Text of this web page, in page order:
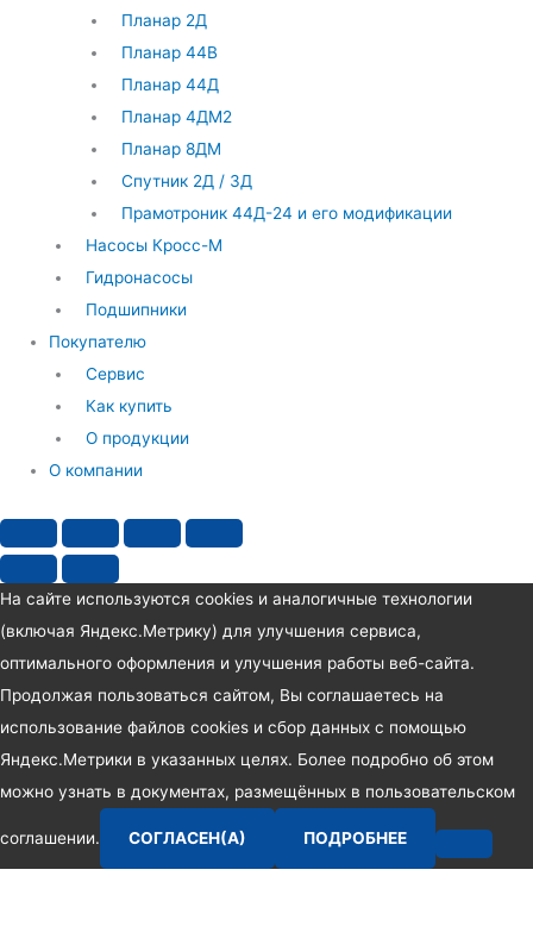
Планар 2Д
Планар 44В
Планар 44Д
Планар 4ДМ2
Планар 8ДМ
Спутник 2Д / 3Д
Прамотроник 44Д-24 и его модификации
Насосы Кросс-М
Гидронасосы
Подшипники
Покупателю
Сервис
Как купить
О продукции
О компании
На сайте используются cookies и аналогичные технологии
(включая Яндекс.Метрику) для улучшения сервиса,
оптимального оформления и улучшения работы веб-сайта.
Продолжая пользоваться сайтом, Вы соглашаетесь на
использование файлов cookies и сбор данных с помощью
Яндекс.Метрики в указанных целях. Более подробно об этом
можно узнать в документах, размещённых в пользовательском
соглашении. СОГЛАСЕН(А) ПОДРОБНЕЕ